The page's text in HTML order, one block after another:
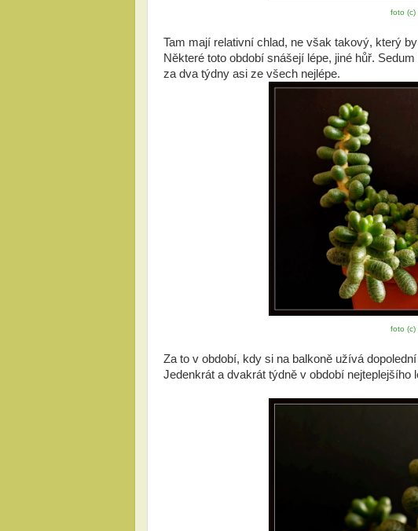
foto (c)
Tam mají relativní chlad, ne však takový, který
Některé toto období snášejí lépe, jiné hůř.
za dva týdny asi ze všech nejlépe.
foto (c)
Za to v období, kdy si na balkoně užívá
Jedenkrát a dvakrát týdně v období nejteplejšího